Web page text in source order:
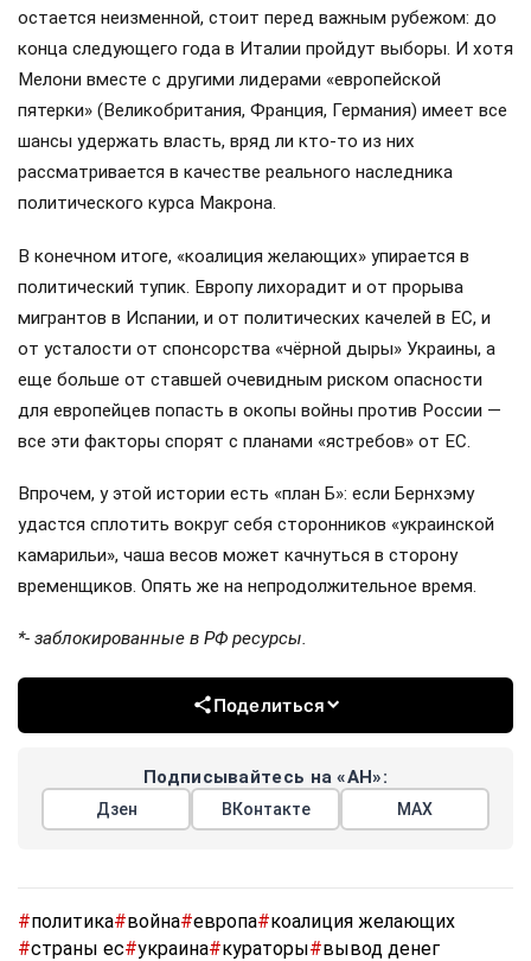
остается неизменной, стоит перед важным рубежом: до
конца следующего года в Италии пройдут выборы. И хотя
Мелони вместе с другими лидерами «европейской
пятерки» (Великобритания, Франция, Германия) имеет все
шансы удержать власть, вряд ли кто-то из них
рассматривается в качестве реального наследника
политического курса Макрона.
В конечном итоге, «коалиция желающих» упирается в
политический тупик. Европу лихорадит и от прорыва
мигрантов в Испании, и от политических качелей в ЕС, и
от усталости от спонсорства «чёрной дыры» Украины, а
еще больше от ставшей очевидным риском опасности
для европейцев попасть в окопы войны против России —
все эти факторы спорят с планами «ястребов» от ЕС.
Впрочем, у этой истории есть «план Б»: если Бернхэму
удастся сплотить вокруг себя сторонников «украинской
камарильи», чаша весов может качнуться в сторону
временщиков. Опять же на непродолжительное время.
*- заблокированные в РФ ресурсы.
Поделиться
Подписывайтесь на «АН»:
Дзен ВКонтакте МАХ
#политика#война#европа#коалиция желающих
#страны ес#украина#кураторы#вывод денег